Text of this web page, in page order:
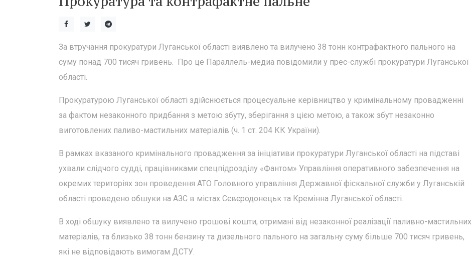
За втручання прокуратури Луганської області виявлено та вилучено 38 тонн контрафактного пального на
суму понад 700 тисяч гривень. Про це Параллель-медиа повідомили у прес-службі прокуратури Луганської
області.
Прокуратурою Луганської області здійснюється процесуальне керівництво у кримінальному провадженні
за фактом незаконного придбання з метою збуту, зберігання з цією метою, а також збут незаконно
виготовлених паливо-мастильних матеріалів (ч. 1 ст. 204 КК України).
В рамках вказаного кримінального провадження за ініціативи прокуратури Луганської області на підставі
ухвали слідчого судді, працівниками спецпідрозділу «Фантом» Управління оперативного забезпечення на
окремих територіях зон проведення АТО Головного управління Державної фіскальної служби у Луганській
області проведено обшуки на АЗС в містах Сєвєродонецьк та Кремінна Луганської області.
В ході обшуку виявлено та вилучено грошові кошти, отримані від незаконної реалізації паливно-мастильних
матеріалів, та близько 38 тонн бензину та дизельного пального на загальну суму більше 700 тисяч гривень,
які не відповідають вимогам ДСТУ.